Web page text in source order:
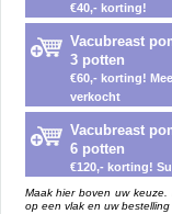
€40,- korting!
Vacubreast
3 potten
€60,- korting!
verkocht
Vacubreast
6 potten
€120,- korting!
Maak hier boven uw
op een vlak en uw bestelling